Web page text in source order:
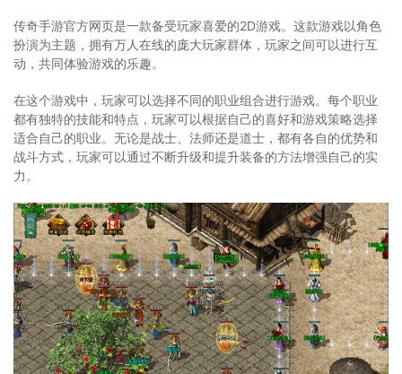
传奇手游官方网页是一款备受玩家喜爱的2D游戏。这款游戏以角色
扮演为主题，拥有万人在线的庞大玩家群体，玩家之间可以进行互
动，共同体验游戏的乐趣。
在这个游戏中，玩家可以选择不同的职业组合进行游戏。每个职业
都有独特的技能和特点，玩家可以根据自己的喜好和游戏策略选择
适合自己的职业。无论是战士、法师还是道士，都有各自的优势和
战斗方式，玩家可以通过不断升级和提升装备的方法增强自己的实
力。